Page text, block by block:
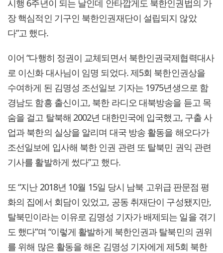
시행 6주년이 되는 날인데 안타깝게도 북한인권법의 가
장 핵심적인 기구인 북한인권재단이 설립되지 않았
다”고 했다.
이어 “다행히 정권이 교체되면서 북한인권국제협력대사
로 이신화 대사님이 임명 되었다. 제5회 북한인권상을
수여하게 된 김명성 조선일보 기자는 1975년생으로 함
경남도 함흥 출신이고, 북한 라디오 대북방송을 듣고 목
숨을 걸고 탈북해 2002년 대한민국에 입국했고, 구출 사
업과 북한의 실상을 알리며 대국 방송 활동을 해오다가
조선일보에 입사해 북한 인권 관련 또 탈북민 권익 관련
기사를 활발하게 썼다”고 했다.
또 “지난 2018년 10월 15일 당시 남북 고위급 판문점 평
화의 집에서 회담이 있었고, 공동 취재단이 구성됐지만,
탈북민이라는 이유로 김명성 기자가 배제되는 일을 겪기
도 했다”며 “이렇게 활발하게 북한인권과 탈북민의 권위
를 위해 많은 활동을 해온 김명성 기자에게 제5회 북한